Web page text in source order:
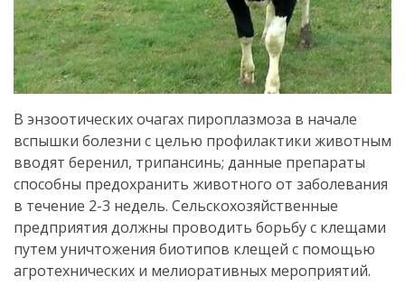
В энзоотических очагах пироплазмоза в начале
вспышки болезни с целью профилактики животным
вводят беренил, трипансинь; данные препараты
способны предохранить животного от заболевания
в течение 2-3 недель. Сельскохозяйственные
предприятия должны проводить борьбу с клещами
путем уничтожения биотипов клещей с помощью
агротехнических и мелиоративных мероприятий.